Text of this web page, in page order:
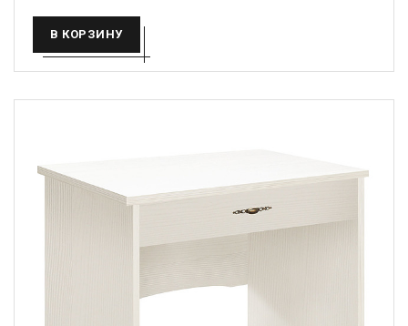
В КОРЗИНУ